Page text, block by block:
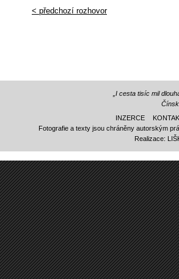
< předchozí rozhovor
„I cesta tisíc mil
INZERCE
Fotografie a texty jsou chráněny autorským
Realizace: